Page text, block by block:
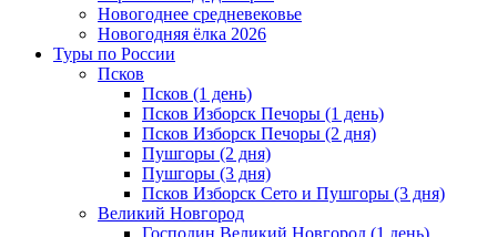
Новогоднее средневековье
Новогодняя ёлка 2026
Туры по России
Псков
Псков (1 день)
Псков Изборск Печоры (1 день)
Псков Изборск Печоры (2 дня)
Пушгоры (2 дня)
Пушгоры (3 дня)
Псков Изборск Сето и Пушгоры (3 дня)
Великий Новгород
Господин Великий Новгород (1 день)